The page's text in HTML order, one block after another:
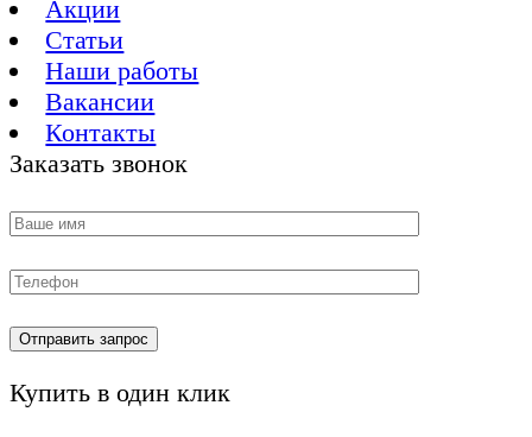
Акции
Статьи
Наши работы
Вакансии
Контакты
Заказать звонок
Купить в один клик